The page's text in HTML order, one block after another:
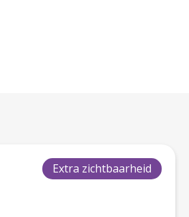
Extra zichtbaarheid